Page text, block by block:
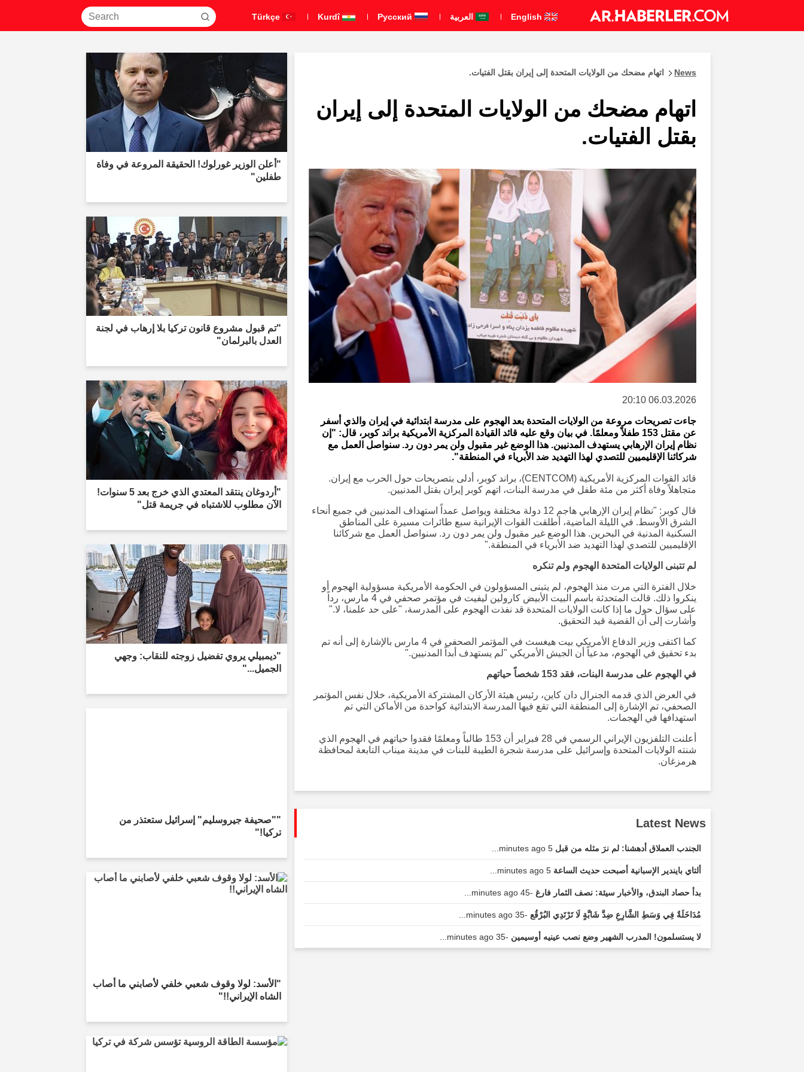
العربية Kurdî
News اتهام مضحك من الولايات المتحدة إلى إيران بقتل الفتيات.
اتهام مضحك من الولايات المتحدة إلى إيران
بقتل الفتيات.
06.03.2026 20:10
جاءت تصريحات مروعة من الولايات المتحدة بعد الهجوم على مدرسة ابتدائية في إيران والذي أسفر
عن مقتل 153 طفلاً ومعلمًا. في بيان وقع عليه قائد القيادة المركزية الأمريكية براند كوبر، قال: "إن
نظام إيران الإرهابي يستهدف المدنيين. هذا الوضع غير مقبول ولن يمر دون رد. سنواصل العمل مع
شركائنا الإقليميين للتصدي لهذا التهديد ضد الأبرياء في المنطقة".
قائد القوات المركزية الأمريكية (CENTCOM)، براند كوبر، أدلى بتصريحات حول الحرب مع إيران.
متجاهلاً وفاة أكثر من مئة طفل في مدرسة البنات، اتهم كوبر إيران بقتل المدنيين.
قال كوبر: "نظام إيران الإرهابي هاجم 12 دولة مختلفة ويواصل عمداً استهداف المدنيين في جميع أنحاء
الشرق الأوسط. في الليلة الماضية، أطلقت القوات الإيرانية سبع طائرات مسيرة على المناطق
السكنية المدنية في البحرين. هذا الوضع غير مقبول ولن يمر دون رد. سنواصل العمل مع شركائنا
الإقليميين للتصدي لهذا التهديد ضد الأبرياء في المنطقة."
لم تتبنى الولايات المتحدة الهجوم ولم تنكره
خلال الفترة التي مرت منذ الهجوم، لم يتبنى المسؤولون في الحكومة الأمريكية مسؤولية الهجوم أو
ينكروا ذلك. قالت المتحدثة باسم البيت الأبيض كارولين ليفيت في مؤتمر صحفي في 4 مارس، رداً
على سؤال حول ما إذا كانت الولايات المتحدة قد نفذت الهجوم على المدرسة، "على حد علمنا، لا."
وأشارت إلى أن القضية قيد التحقيق.
كما اكتفى وزير الدفاع الأمريكي بيت هيغسث في المؤتمر الصحفي في 4 مارس بالإشارة إلى أنه تم
بدء تحقيق في الهجوم، مدعياً أن الجيش الأمريكي "لم يستهدف أبداً المدنيين."
في الهجوم على مدرسة البنات، فقد 153 شخصاً حياتهم
في العرض الذي قدمه الجنرال دان كاين، رئيس هيئة الأركان المشتركة الأمريكية، خلال نفس المؤتمر
الصحفي، تم الإشارة إلى المنطقة التي تقع فيها المدرسة الابتدائية كواحدة من الأماكن التي تم
استهدافها في الهجمات.
أعلنت التلفزيون الإيراني الرسمي في 28 فبراير أن 153 طالباً ومعلمًا فقدوا حياتهم في الهجوم الذي
شنته الولايات المتحدة وإسرائيل على مدرسة شجرة الطيبة للبنات في مدينة ميناب التابعة لمحافظة
هرمزغان.
Latest News
الجندب العملاق أدهشنا: لم نرَ مثله من قبل 5 minutes ago...
ألتاي بايندير الإسبانية أصبحت حديث الساعة 5 minutes ago...
بدأ حصاد البندق، والأخبار سيئة: نصف الثمار فارغ -45 minutes ago...
مُدَاخَلَةٌ فِي وَسَطِ الشَّارِعِ ضِدَّ شَابَّةٍ لَا تَرْتَدِي البُرْقُع -35 minutes ago...
لا يستسلمون! المدرب الشهير وضع نصب عينيه أوسيمين -35 minutes ago...
"أعلن الوزير غورلوك! الحقيقة المروعة في وفاة
طفلين"
"تم قبول مشروع قانون تركيا بلا إرهاب في لجنة
العدل بالبرلمان"
"أردوغان ينتقد المعتدي الذي خرج بعد 5 سنوات!
الآن مطلوب للاشتباه في جريمة قتل"
"ديمبيلي يروي تفضيل زوجته للنقاب: وجهي
الجميل..."
""صحيفة جيروسليم" إسرائيل ستعتذر من
تركيا!"
"الأسد: لولا وقوف شعبي خلفي لأصابني ما أصاب
الشاه الإيراني!!"